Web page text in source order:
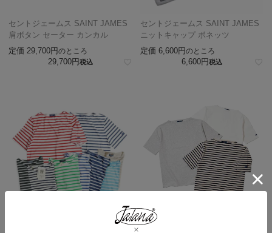
セントジェームス SAINT JAMES
肩ボタン セーター カンカル
定価 29,700 のところ
29,700 税込
セントジェームス SAINT JAMES
ニットキャップ ボネッツ
定価 6,600 のところ
6,600 税込
セントジェームス SAINT JAMES
セントジェームス SAINT JAMES